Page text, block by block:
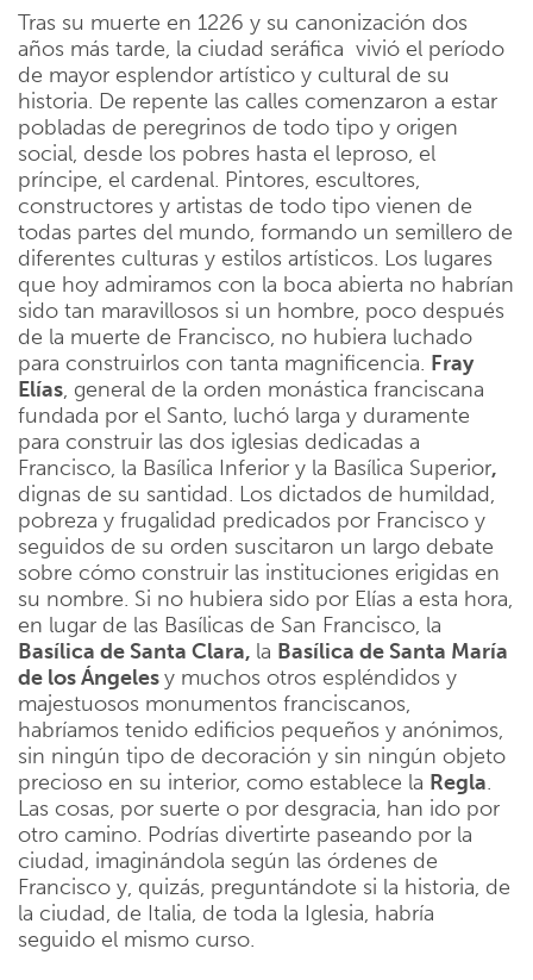
Tras su muerte en 1226 y su canonización dos
años más tarde, la ciudad seráfica vivió el período
de mayor esplendor artístico y cultural de su
historia. De repente las calles comenzaron a estar
pobladas de peregrinos de todo tipo y origen
social, desde los pobres hasta el leproso, el
príncipe, el cardenal. Pintores, escultores,
constructores y artistas de todo tipo vienen de
todas partes del mundo, formando un semillero de
diferentes culturas y estilos artísticos. Los lugares
que hoy admiramos con la boca abierta no habrían
sido tan maravillosos si un hombre, poco después
de la muerte de Francisco, no hubiera luchado
para construirlos con tanta magnificencia. Fray
Elías, general de la orden monástica franciscana
fundada por el Santo, luchó larga y duramente
para construir las dos iglesias dedicadas a
Francisco, la Basílica Inferior y la Basílica Superior,
dignas de su santidad. Los dictados de humildad,
pobreza y frugalidad predicados por Francisco y
seguidos de su orden suscitaron un largo debate
sobre cómo construir las instituciones erigidas en
su nombre. Si no hubiera sido por Elías a esta hora,
en lugar de las Basílicas de San Francisco, la
Basílica de Santa Clara, la Basílica de Santa María
de los Ángelesy muchos otros espléndidos y
majestuosos monumentos franciscanos,
habríamos tenido edificios pequeños y anónimos,
sin ningún tipo de decoración y sin ningún objeto
precioso en su interior, como establece la Regla.
Las cosas, por suerte o por desgracia, han ido por
otro camino. Podrías divertirte paseando por la
ciudad, imaginándola según las órdenes de
Francisco y, quizás, preguntándote si la historia, de
la ciudad, de Italia, de toda la Iglesia, habría
seguido el mismo curso.